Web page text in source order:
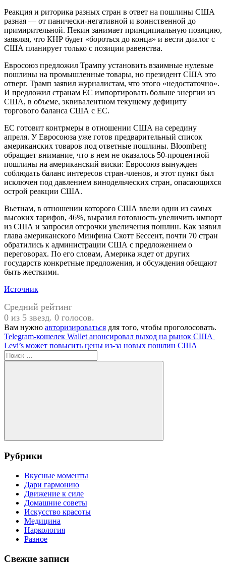
Реакция и риторика разных стран в ответ на пошлины США
разная — от панически-негативной и воинственной до
примирительной. Пекин занимает принципиальную позицию,
заявляя, что КНР будет «бороться до конца» и вести диалог с
США планирует только с позиции равенства.
Евросоюз предложил Трампу установить взаимные нулевые
пошлины на промышленные товары, но президент США это
отверг. Трамп заявил журналистам, что этого «недостаточно».
И предложил странам ЕС импортировать больше энергии из
США, в объеме, эквивалентном текущему дефициту
торгового баланса США с ЕС.
ЕС готовит контрмеры в отношении США на середину
апреля. У Евросоюза уже готов предварительный список
американских товаров под ответные пошлины. Bloomberg
обращает внимание, что в нем не оказалось 50-процентной
пошлины на американский виски: Евросоюз вынужден
соблюдать баланс интересов стран-членов, и этот пункт был
исключен под давлением винодельческих стран, опасающихся
острой реакции США.
Вьетнам, в отношении которого США ввели одни из самых
высоких тарифов, 46%, выразил готовность увеличить импорт
из США и запросил отсрочки увеличения пошлин. Как заявил
глава американского Минфина Скотт Бессент, почти 70 стран
обратились к администрации США с предложением о
переговорах. По его словам, Америка ждет от других
государств конкретные предложения, и обсуждения обещают
быть жесткими.
Источник
Средний рейтинг
0 из 5 звезд. 0 голосов.
Вам нужно авторизироваться для того, чтобы проголосовать.
Навигация
по
записям
Предыдущая
запись:
Telegram-кошелек Wallet анонсировал выход на рынок США
Следующая
запись:
Levi’s может повысить цены из-за новых пошлин США
Поиск
для:
Поиск
Рубрики
Вкусные моменты
Дари гармонию
Движение к силе
Домашние советы
Искусство красоты
Медицина
Наркология
Разное
Свежие записи